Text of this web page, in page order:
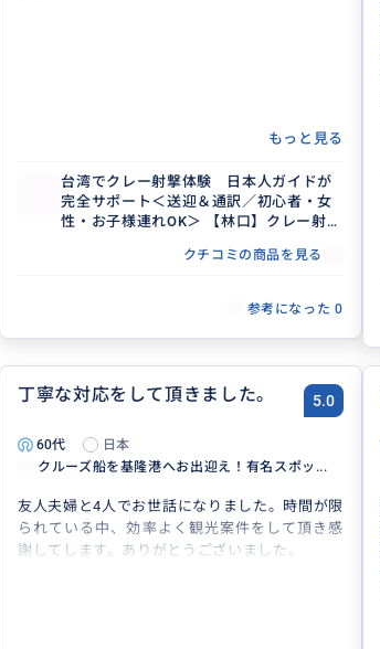
もっと見る
台湾でクレー射撃体験 日本人ガイドが
完全サポート＜送迎＆通訳／初心者・女
性・お子様連れOK＞ 【林口】クレー射撃
クチコミの商品を見る
参考になった 0
丁寧な対応をして頂きました。 5.0
60代
日本
クルーズ船を基隆港へお出迎え！有名スポッ...
友人夫婦と4人でお世話になりました。時間が限
られている中、効率よく観光案件をして頂き感
謝してします。ありがとうございました。